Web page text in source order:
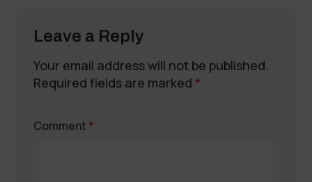
Leave a Reply
Your email address will not be published.
Required fields are marked *
Comment *